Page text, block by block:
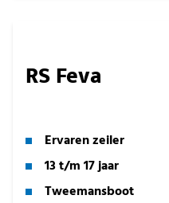
RS Feva
Ervaren zeiler
13 t/m 17 jaar
Tweemansboot